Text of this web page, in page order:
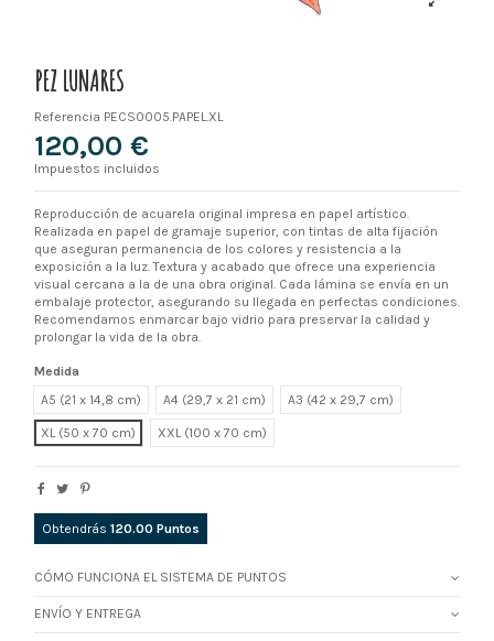
PEZ LUNARES
Referencia PECS0005.PAPEL.XL
120,00 €
Impuestos incluidos
Reproducción de acuarela original impresa en papel artístico.
Realizada en papel de gramaje superior, con tintas de alta fijación
que aseguran permanencia de los colores y resistencia a la
exposición a la luz. Textura y acabado que ofrece una experiencia
visual cercana a la de una obra original. Cada lámina se envía en un
embalaje protector, asegurando su llegada en perfectas condiciones.
Recomendamos enmarcar bajo vidrio para preservar la calidad y
prolongar la vida de la obra.
Medida
A5 (21 x 14,8 cm)
A4 (29,7 x 21 cm) A3 (42 x 29,7 cm)
XL XXL
Obtendrás 120.00 Puntos
CÓMO FUNCIONA EL SISTEMA DE PUNTOS
ENVÍO Y ENTREGA